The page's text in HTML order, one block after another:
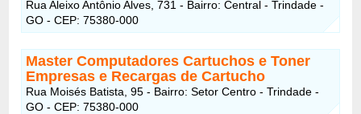
Rua Aleixo Antônio Alves, 731 - Bairro: Central - Trindade -
GO - CEP: 75380-000
Master Computadores Cartuchos e Toner
Empresas e Recargas de Cartucho
Rua Moisés Batista, 95 - Bairro: Setor Centro - Trindade -
GO - CEP: 75380-000